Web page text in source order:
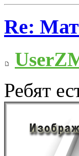
Re:
Ребят